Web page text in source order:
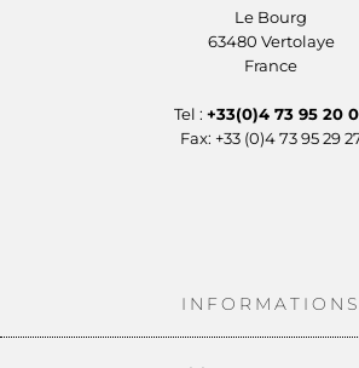
Le Bourg
63480 Vertolaye
France
Tel : +33(0)4 73 95 20
Fax: +33 (0)4 73 95 29
INFORMATIONS